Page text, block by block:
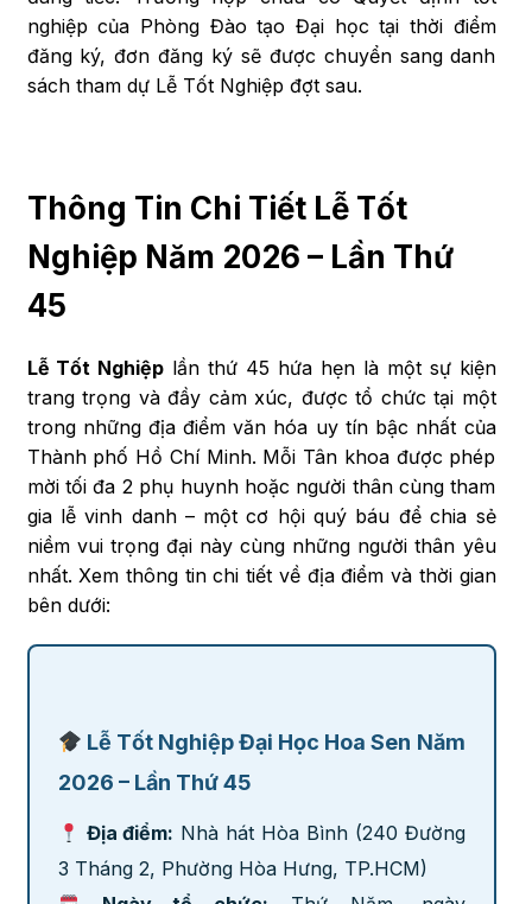
nghiệp của Phòng Đào tạo Đại học tại thời điểm
đăng ký, đơn đăng ký sẽ được chuyển sang danh
sách tham dự Lễ Tốt Nghiệp đợt sau.
Thông Tin Chi Tiết Lễ Tốt
Nghiệp Năm 2026 – Lần Thứ
45
Lễ Tốt Nghiệp lần thứ 45 hứa hẹn là một sự kiện
trang trọng và đầy cảm xúc, được tổ chức tại một
trong những địa điểm văn hóa uy tín bậc nhất của
Thành phố Hồ Chí Minh. Mỗi Tân khoa được phép
mời tối đa 2 phụ huynh hoặc người thân cùng tham
gia lễ vinh danh – một cơ hội quý báu để chia sẻ
niềm vui trọng đại này cùng những người thân yêu
nhất. Xem thông tin chi tiết về địa điểm và thời gian
bên dưới:
Lễ Tốt Nghiệp Đại Học Hoa Sen Năm
2026 – Lần Thứ 45
Địa điểm: Nhà hát Hòa Bình (240 Đường
3 Tháng 2, Phường Hòa Hưng, TP.HCM)